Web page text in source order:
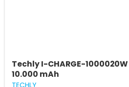
Techly I-CHARGE-
10.000 mAh